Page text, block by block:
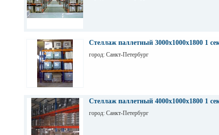
Стеллаж паллетный 3000х1000х1800 1
город: Санкт-Петербург
Стеллаж паллетный 4000х1000х1800 1
город: Санкт-Петербург